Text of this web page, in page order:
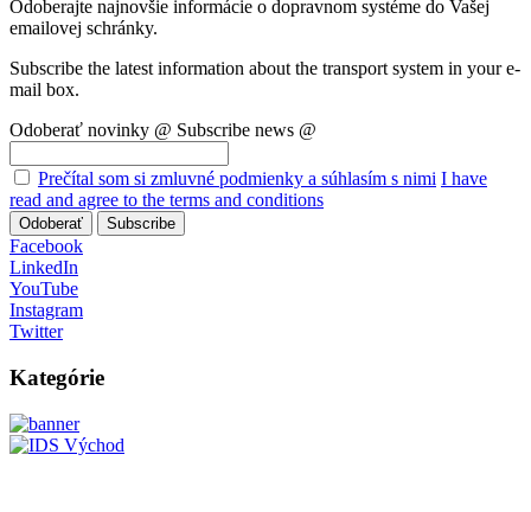
Odoberajte najnovšie informácie o dopravnom systéme do Vašej
emailovej schránky.
Subscribe the latest information about the transport system in your e-
mail box.
Odoberať novinky @ Subscribe news @
Prečítal som si zmluvné podmienky a súhlasím s nimi I have
read and agree to the terms and conditions
Odoberať Subscribe
Facebook
LinkedIn
YouTube
Instagram
Twitter
Kategórie